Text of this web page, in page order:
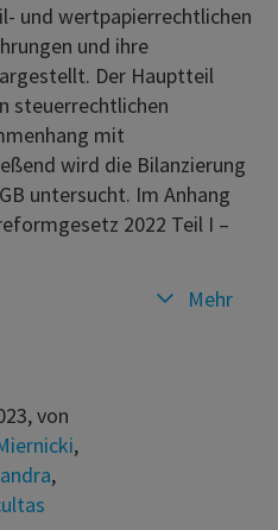
von
,
,
und wertpapierrechtlichen
und ihre
Der Hauptteil
steuerrechtlichen
mit
wird die Bilanzierung
untersucht. Im Anhang
2022 Teil I –
Mehr